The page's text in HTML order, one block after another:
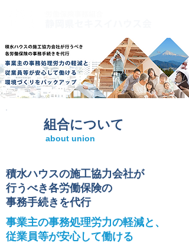
組合について
about union
積水ハウスの施工協力会社が
行うべき各労働保険の
事務手続きを代行
事業主の事務処理労力の軽減と、
従業員等が安心して働ける